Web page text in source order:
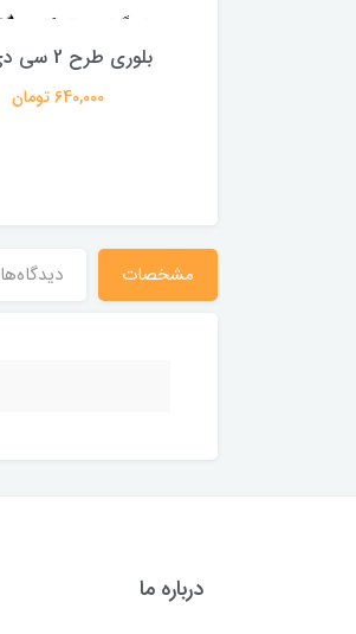
بلوری طرح 2 سی دی ای
640,000 تومان
مشخصات دیدگاه‌ها
درباره ما